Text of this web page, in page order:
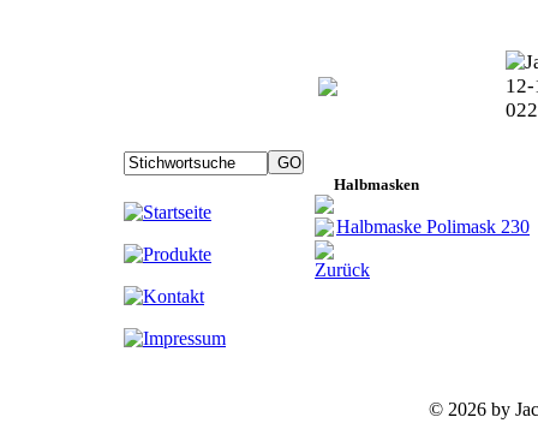
Halbmasken
Halbmaske Polimask 230
Zurück
© 2026 by